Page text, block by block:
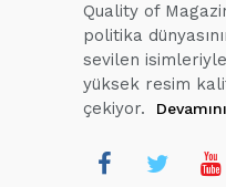
Quality of
politika
sevilen
yüksek resim
çekiyor.